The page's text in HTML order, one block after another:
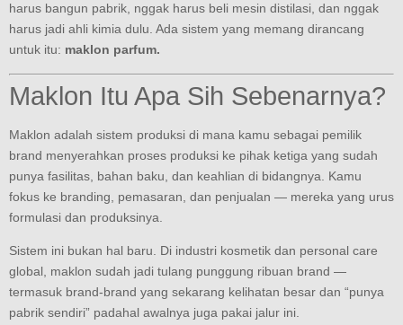
harus bangun pabrik, nggak harus beli mesin distilasi, dan nggak
harus jadi ahli kimia dulu. Ada sistem yang memang dirancang
untuk itu: maklon parfum.
Maklon Itu Apa Sih Sebenarnya?
Maklon adalah sistem produksi di mana kamu sebagai pemilik
brand menyerahkan proses produksi ke pihak ketiga yang sudah
punya fasilitas, bahan baku, dan keahlian di bidangnya. Kamu
fokus ke branding, pemasaran, dan penjualan — mereka yang urus
formulasi dan produksinya.
Sistem ini bukan hal baru. Di industri kosmetik dan personal care
global, maklon sudah jadi tulang punggung ribuan brand —
termasuk brand-brand yang sekarang kelihatan besar dan “punya
pabrik sendiri” padahal awalnya juga pakai jalur ini.